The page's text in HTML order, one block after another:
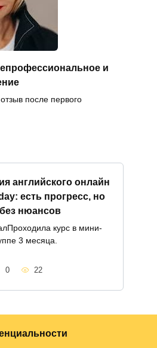
и
после первого
английского онлайн
есть прогресс, но
нюансов
курс в мини-
3 месяца.
0 22